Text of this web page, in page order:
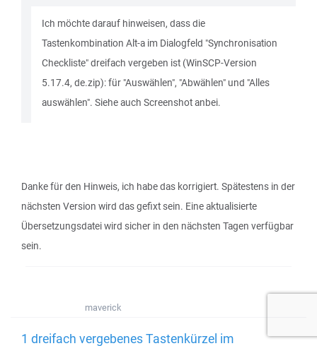
Ich möchte darauf hinweisen, dass die
Tastenkombination Alt-a im Dialogfeld "Synchronisation
Checkliste" dreifach vergeben ist (WinSCP-Version
5.17.4, de.zip): für "Auswählen", "Abwählen" und "Alles
auswählen". Siehe auch Screenshot anbei.
Danke für den Hinweis, ich habe das korrigiert. Spätestens in der
nächsten Version wird das gefixt sein. Eine aktualisierte
Übersetzungsdatei wird sicher in den nächsten Tagen verfügbar
sein.
maverick
1 dreifach vergebenes Tastenkürzel im